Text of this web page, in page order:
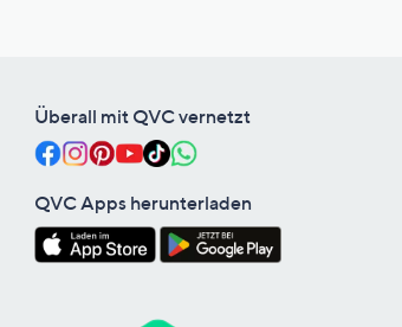
Überall mit QVC vernetzt
QVC Apps herunterladen